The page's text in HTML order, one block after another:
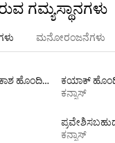
ಗಮ್ಯಸ್ಥಾನಗಳು
ಮನೋರಂಜನೆಗಳು
ಸರೋವರದ ಪ್ರವೇಶವಕಾಶ ಹೊಂದಿರುವ ಬಾಡಿಗೆಗಳು
ಕಯಾಕ್
ಕನ್ಸಾಸ್
ಕನ್ಸಾಸ್